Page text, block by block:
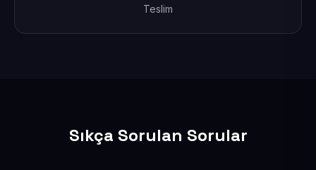
Teslim
Sıkça Sorulan Sorular